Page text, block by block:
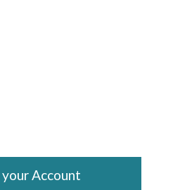
Account